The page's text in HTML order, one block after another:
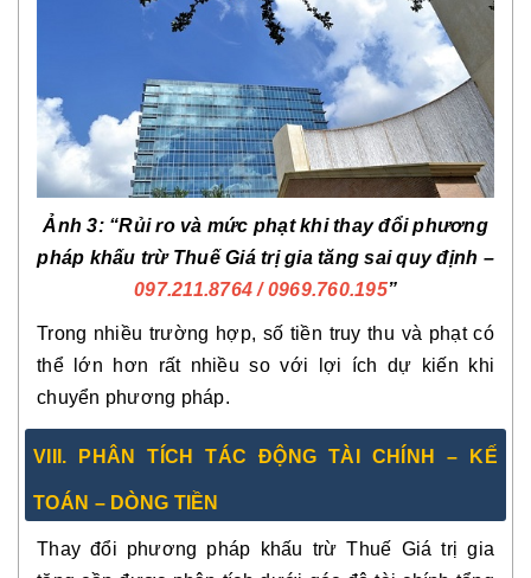
Ảnh 3: “Rủi ro và mức phạt khi thay đổi phương
pháp khấu trừ Thuế Giá trị gia tăng sai quy định –
097.211.8764/ 0969.760.195”
Trong nhiều trường hợp, số tiền truy thu và phạt có
thể lớn hơn rất nhiều so với lợi ích dự kiến khi
chuyển phương pháp.
VIII. PHÂN TÍCH TÁC ĐỘNG TÀI CHÍNH – KẾ
TOÁN – DÒNG TIỀN
Thay đổi phương pháp khấu trừ Thuế Giá trị gia